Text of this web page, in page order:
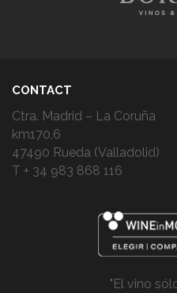
CONTACT
Ctra. Madrid – La Coruña
km170,6
47490 Rueda (Valladolid)
T + 34 983 868 116
"El vino